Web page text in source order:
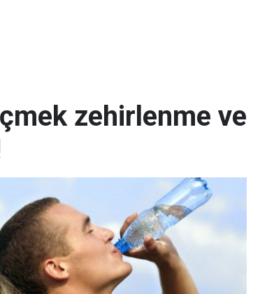
zehirlenme ve